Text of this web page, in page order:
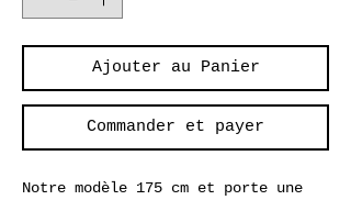
Ajouter au Panier
Commander et payer
Notre modèle 175 cm et porte une